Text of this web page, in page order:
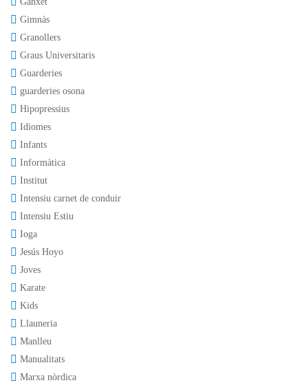
Gimnàs
Granollers
Graus Universitaris
Guarderies
guarderies osona
Hipopressius
Idiomes
Infants
Informàtica
Institut
Intensiu carnet de conduir
Intensiu Estiu
Ioga
Jesús Hoyo
Joves
Karate
Kids
Llauneria
Manlleu
Manualitats
Marxa nòrdica